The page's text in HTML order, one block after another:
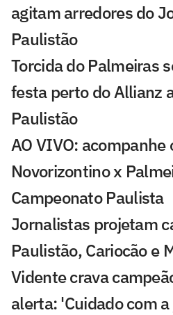
agitam arredores do
Paulistão
Torcida do Palmeiras
festa perto do Allianz
Paulistão
AO VIVO: acompanhe
Novorizontino x
Campeonato Paulista
Jornalistas projetam
Paulistão, Cariocão e
Vidente crava
alerta: 'Cuidado com